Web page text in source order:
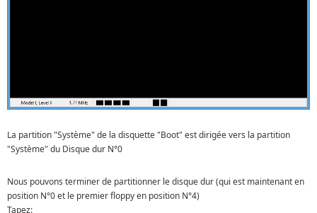
La partition "Système" de la disquette "Boot" est dirigée vers la partition
"Système" du Disque dur N°0
Nous pouvons terminer de partitionner le disque dur (qui est maintenant en
position N°0 et le premier floppy en position N°4)
Tapez: